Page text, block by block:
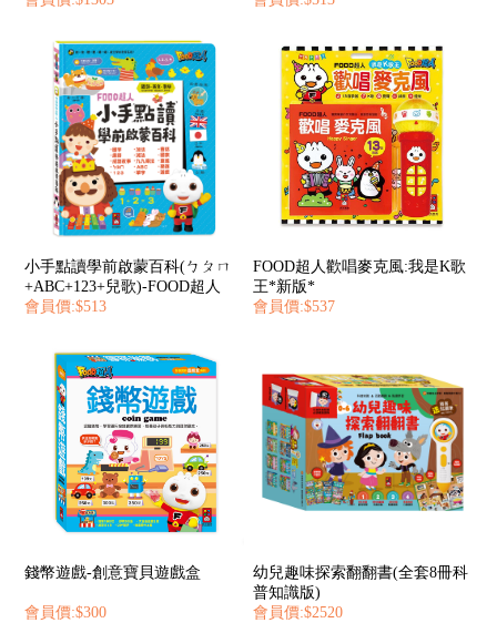
小手點讀學前啟蒙百科(ㄅㄆㄇ
+ABC+123+兒歌)-FOOD超人
會員價:$513
FOOD超人歡唱麥克風:我是K歌
王*新版*
會員價:$537
錢幣遊戲-創意寶貝遊戲盒
會員價:$300
幼兒趣味探索翻翻書(全套8冊科
普知識版)
會員價:$2520